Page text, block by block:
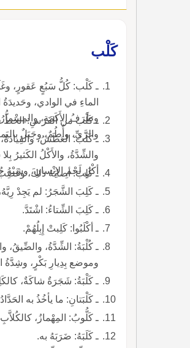
كَلْب
الماءِ في الوادي،
وطَرَفُ الأَكَمَةِ،
والرَّيِّ، وأُطُمٌ، وجَبَلٌ
ـ كَلْب من الفَرَسِ: الخَطُّ في وَسَطِ ظَهْرِهِ.
أكْلِ لَحْمِ الإِنْسانِ، وشِبْهُ
ـ كَلِبَ: أصابَهُ ذلكَ،
ـ كَلِبَ الشَّجَرُ: لم يَجِدْ رِيَّهُ، فَخَشٌنَ وَرَقُهُ، فَعَلِقَ ثَوْبُ مَنْ مَرَّ به.
ـ كَلِبَ الشِّتاءُ: اشْتَدَّ.
ـ أكْلَبُوا: كَلِبتْ إِبِلُهُمْ.
وموضع بِدِيارِ بَكْرٍ، وشِدَّةُ
ـ كَلْبَةُ: شَجَرَةٌ شاكَةٌ،
ـ كَلْبَتانِ: ما يأخُذُ به
ـ كَلُّوبُ: المِهْمازُ،
ـ كَلَبَهُ: ضَرَبَهُ به.